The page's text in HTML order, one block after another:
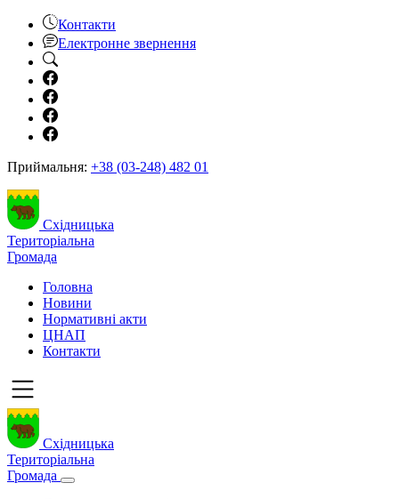
Контакти
Електронне звернення
Приймальня: +38 (03-248) 482 01
Східницька
Територіальна
Громада
Головна
Новини
Нормативні акти
ЦНАП
Контакти
Східницька
Територіальна
Громада